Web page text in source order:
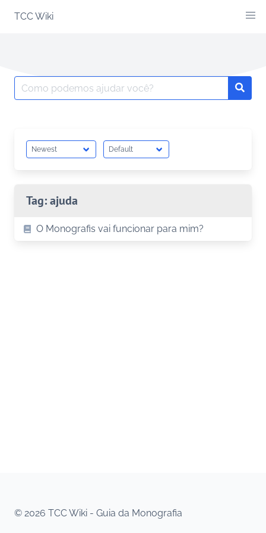
TCC Wiki
Search
for:
Tag:ajuda
O Monografis vai funcionar para mim?
© 2026 TCC Wiki - Guia da Monografia